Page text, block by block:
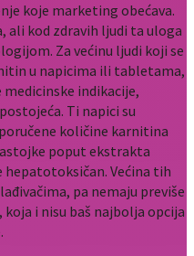
koje marketing obećava.
ali kod zdravih ljudi ta uloga
Za većinu ljudi koji se
u napicima ili tabletama,
indikacije,
Ti napici su
količine karnitina
poput ekstrakta
hepatotoksičan. Većina tih
pa nemaju previše
i nisu baš najbolja opcija